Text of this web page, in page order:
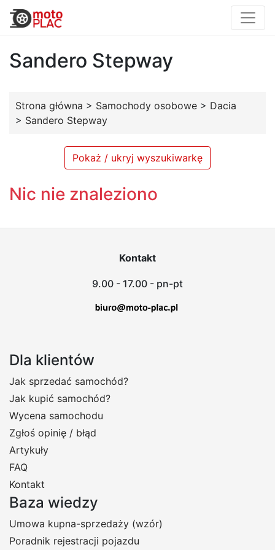
Sandero Stepway
Strona główna > Samochody osobowe > Dacia
> Sandero Stepway
Pokaż / ukryj wyszukiwarkę
Nic nie znaleziono
Kontakt
9.00 - 17.00 - pn-pt
Dla klientów
Jak sprzedać samochód?
Jak kupić samochód?
Wycena samochodu
Zgłoś opinię / błąd
Artykuły
FAQ
Kontakt
Baza wiedzy
Umowa kupna-sprzedaży (wzór)
Poradnik rejestracji pojazdu